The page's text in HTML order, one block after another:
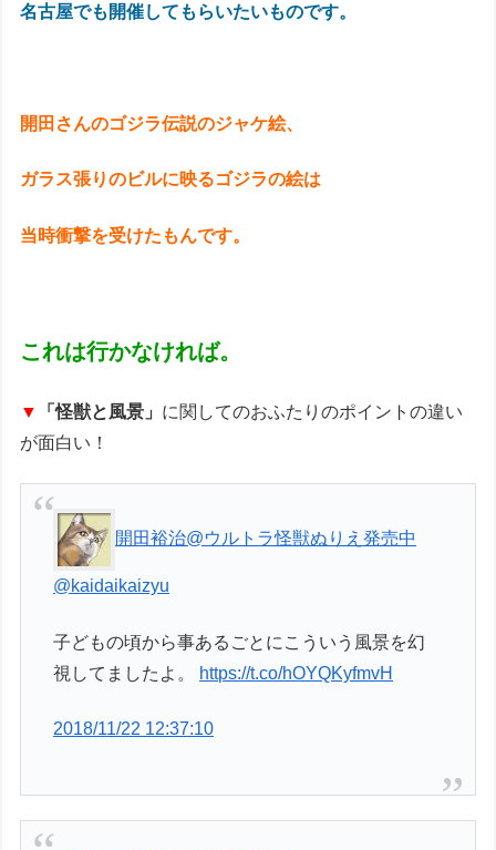
名古屋でも開催してもらいたいものです。
開田さんのゴジラ伝説のジャケ絵、
ガラス張りのビルに映るゴジラの絵は
当時衝撃を受けたもんです。
これは行かなければ。
▼ 「怪獣と風景」 に関してのおふたりのポイントの違い
が面白い！
開田裕治@ウルトラ怪獣ぬりえ発売中
@kaidaikaizyu
子どもの頃から事あるごとにこういう風景を幻
視してましたよ。
https://t.co/hOYQKyfmvH
2018/11/22 12:37:10